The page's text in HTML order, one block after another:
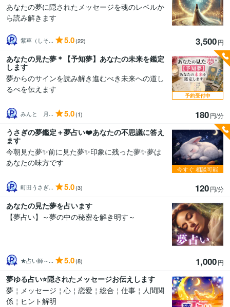
あなたの夢に隠されたメッセージを魂のレベルか
ら読み解きます
紫草（しそ... 5.0(22) 3,500円
あなたの見た夢＊【予知夢】あなたの未来を鑑定
します
夢からのサインを読み解き進むべき未来への道し
るべを伝えます
みんと 月... 5.0(1) 180円/分
予約受付中
うさぎの夢鑑定＋夢占い❤️あなたの不思議に答え
ます
今朝見た夢✨前に見た夢✨印象に残った夢✨夢は
あなたの味方です
町田うさぎ... 5.0(3) 120円/分
今すぐ 相談可能
あなたの見た夢を占います
【夢占い】～夢の中の秘密を解き明す～
★占い師～... 5.0(8) 1,000円
夢ゆる占い‪‪⭐️隠されたメッセージお伝えします
夢￤メッセージ￤心￤恋愛￤総合￤仕事￤人間関
係￤ヒント解明